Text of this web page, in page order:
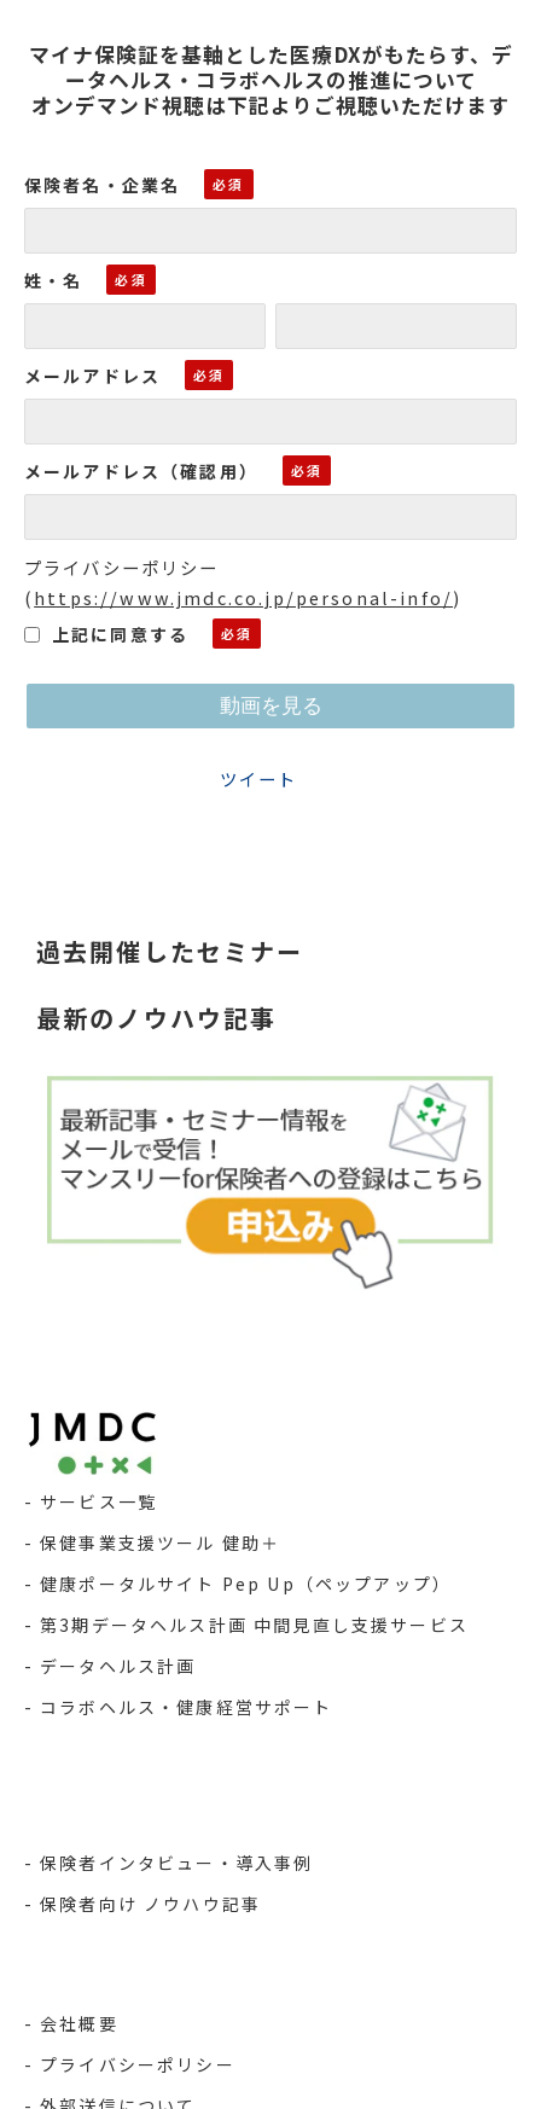
マイナ保険証を基軸とした医療DXがもたらす、デ
ータヘルス・コラボヘルスの推進について
オンデマンド視聴は下記よりご視聴いただけます
保険者名・企業名
姓・名
メールアドレス
メールアドレス（確認用）
プライバシーポリシー
(https://www.jmdc.co.jp/personal-info/)
上記に同意する
ツイート
過去開催したセミナー
最新のノウハウ記事
サービス一覧
保健事業支援ツール 健助＋
健康ポータルサイト Pep Up（ペップアップ）
第3期データヘルス計画 中間見直し支援サービス
データヘルス計画
コラボヘルス・健康経営サポート
保険者インタビュー・導入事例
保険者向け ノウハウ記事
会社概要
プライバシーポリシー